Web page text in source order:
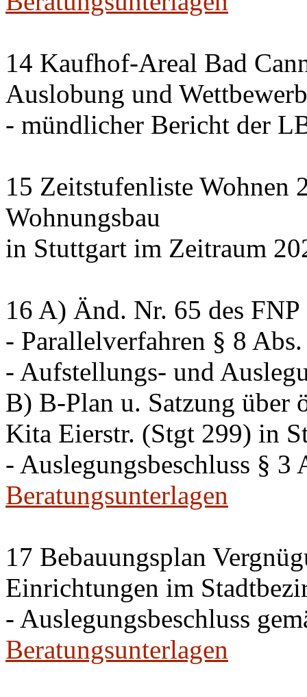
14 Kaufhof-Areal Bad
Auslobung und Wettbewerb
- mündlicher Bericht der
15 Zeitstufenliste Wohnen
Wohnungsbau
in Stuttgart im Zeitraum
16 A) Änd. Nr. 65 des
- Parallelverfahren § 8
- Aufstellungs- und
B) B-Plan u. Satzung über
Kita Eierstr. (Stgt 299) in
- Auslegungsbeschluss § 3
Beratungsunterlagen
17 Bebauungsplan
Einrichtungen im
- Auslegungsbeschluss
Beratungsunterlagen